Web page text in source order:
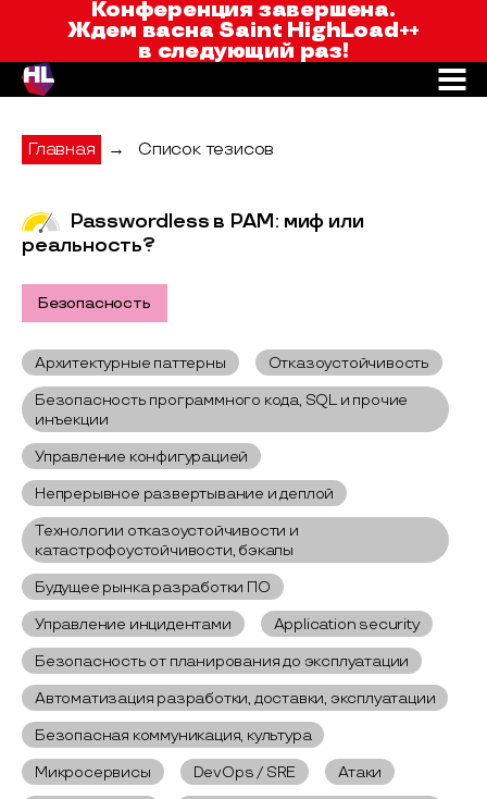
Saint HighLoad++Конференция завершена.
Ждем васна Saint HighLoad++
в следующий раз!
Главная → Список тезисов
Passwordless в PAM: миф или
реальность?
Безопасность
Архитектурные паттерны
Отказоустойчивость
Безопасность программного кода, SQL и прочие
инъекции
Управление конфигурацией
Непрерывное развертывание и деплой
Технологии отказоустойчивости и
катастрофоустойчивости, бэкапы
Будущее рынка разработки ПО
Управление инцидентами
Application security
Безопасность от планирования до эксплуатации
Автоматизация разработки, доставки, эксплуатации
Безопасная коммуникация, культура
Микросервисы
DevOps / SRE
Атаки